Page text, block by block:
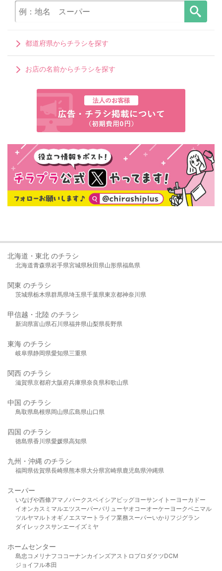
都道府県からチラシを探す
お店の名前からチラシを探す
北海道・東北 のチラシ
北海道青森県岩手県宮城県秋田県山形県福島県
関東 のチラシ
茨城県栃木県群馬県埼玉県千葉県東京都神奈川県
甲信越・北陸 のチラシ
新潟県富山県石川県福井県山梨県長野県
東海 のチラシ
岐阜県静岡県愛知県三重県
関西 のチラシ
滋賀県京都府大阪府兵庫県奈良県和歌山県
中国 のチラシ
鳥取県島根県岡山県広島県山口県
四国 のチラシ
徳島県香川県愛媛県高知県
九州・沖縄 のチラシ
福岡県佐賀県長崎県熊本県大分県宮崎県鹿児島県沖縄県
スーパー
いなげや西條アマノパークスベイシア ビッグヨーサンイトーヨーカドー
イオンカスミ マルエツスーパーバリューヤオコーオーケー ヨークベニマル
ツルヤマルト オギノ エスマート ライフ業務スーパーいかり フジグラン
ダイレックスサンエーイズミヤ
ホームセンター
島忠 コメリ ナフコ コーナンカインズアストロプロダクツDCM
ジョイフル本田